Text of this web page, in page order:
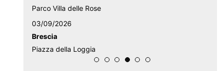
Parco Villa delle Rose
03/09/2026
Brescia
Piazza della Loggia